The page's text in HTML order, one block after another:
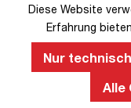
Diese Website
Erfahrung
Nur
Alle